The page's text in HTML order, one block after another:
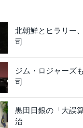
北朝鮮とヒラリー
司
ジム・ロジャーズ
司
黒田日銀の「大誤
治